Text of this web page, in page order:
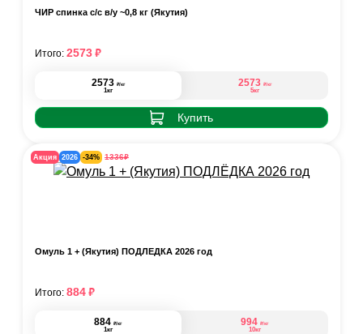
ЧИР спинка с/с в/у ~0,8 кг (Якутия)
2573 ₽/кг
1кг
2573 ₽/кг
5кг
Купить
Итого: 2573₽
Акция 2026 -34% 1336₽
Омуль 1 + (Якутия) ПОДЛЁДКА 2026 год
884 ₽/кг
1кг
994 ₽/кг
10кг
Итого: 884₽